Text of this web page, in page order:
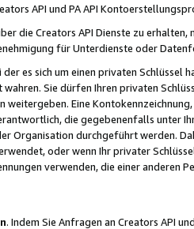
API und PA API
die Creators API Dienste zu
für Unterdienste oder
es sich um einen privaten
wahren. Sie dürfen Ihren privaten
weitergeben. Eine
die gegebenenfalls unter
Organisation durchgeführt werden.
oder wenn Ihr privater
verwenden, die einer anderen
. Indem Sie Anfragen an Creators API